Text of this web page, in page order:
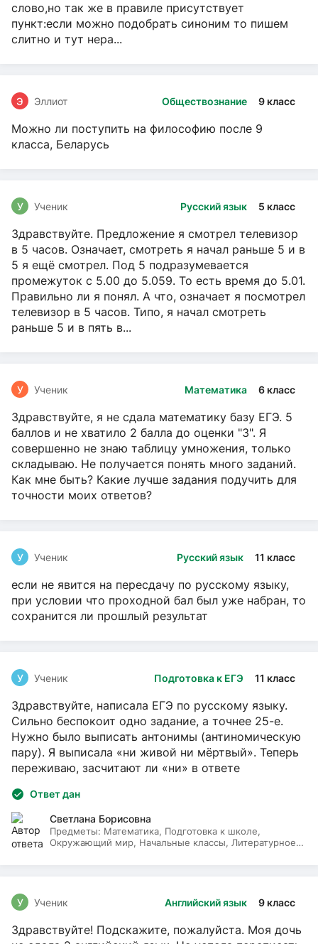
слово,но так же в правиле присутствует
пункт:если можно подобрать синоним то пишем
слитно и тут нера...
Обществознание 9 класс
Э Эллиот
Можно ли поступить на философию после 9
класса, Беларусь
Русский язык 5 класс
У Ученик
Здравствуйте. Предложение я смотрел телевизор
в 5 часов. Означает, смотреть я начал раньше 5 и в
5 я ещё смотрел. Под 5 подразумевается
промежуток с 5.00 до 5.059. То есть время до 5.01.
Правильно ли я понял. А что, означает я посмотрел
телевизор в 5 часов. Типо, я начал смотреть
раньше 5 и в пять в...
Математика 6 класс
У Ученик
Здравствуйте, я не сдала математику базу ЕГЭ. 5
баллов и не хватило 2 балла до оценки "3". Я
совершенно не знаю таблицу умножения, только
складываю. Не получается понять много заданий.
Как мне быть? Какие лучше задания подучить для
точности моих ответов?
Русский язык 11 класс
У Ученик
если не явится на пересдачу по русскому языку,
при условии что проходной бал был уже набран, то
сохранится ли прошлый результат
Подготовка к ЕГЭ 11 класс
У Ученик
Здравствуйте, написала ЕГЭ по русскому языку.
Сильно беспокоит одно задание, а точнее 25-е.
Нужно было выписать антонимы (антиномическую
пару). Я выписала «ни живой ни мёртвый». Теперь
переживаю, засчитают ли «ни» в ответе
Ответ дан
Светлана Борисовна
Предметы: Математика, Подготовка к школе,
Окружающий мир, Начальные классы, Литературное
Английский язык 9 класс
У Ученик
Здравствуйте! Подскажите, пожалуйста. Моя дочь